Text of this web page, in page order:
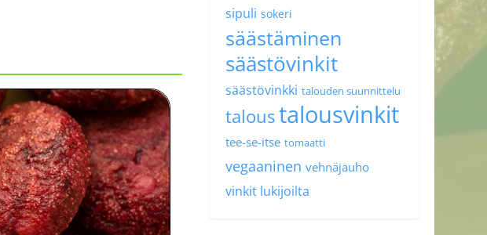
sipuli sokeri
säästäminen
säästövinkit
säästövinkki talouden suunnittelu
taloustalousvinkit
tee-se-itse tomaatti
vegaaninen vehnäjauho
vinkit lukijoilta